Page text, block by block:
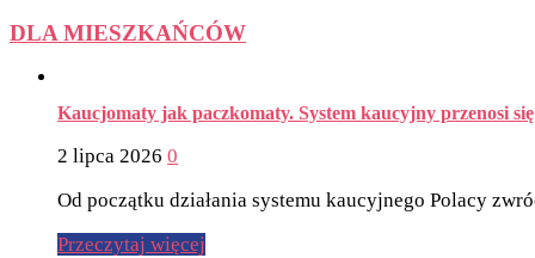
DLA MIESZKAŃCÓW
Kaucjomaty jak paczkomaty. System kaucyjny przenosi
2 lipca 2026 0
Od początku działania systemu kaucyjnego Polacy
Przeczytaj więcej